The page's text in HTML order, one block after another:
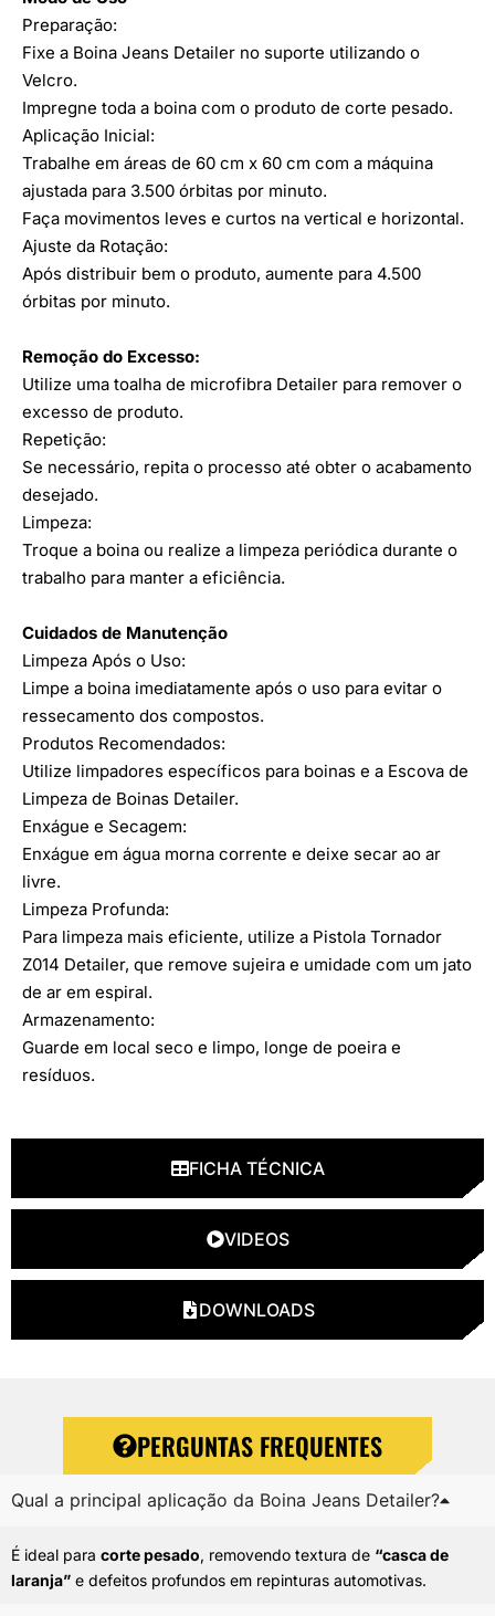
FICHA TÉCNICA
VIDEOS
DOWNLOADS
Preparação:
Fixe a Boina Jeans Detailer no suporte utilizando o
Velcro.
Impregne toda a boina com o produto de corte pesado.
Aplicação Inicial:
Trabalhe em áreas de 60 cm x 60 cm com a máquina
ajustada para 3.500 órbitas por minuto.
Faça movimentos leves e curtos na vertical e horizontal.
Ajuste da Rotação:
Após distribuir bem o produto, aumente para 4.500
órbitas por minuto.
Remoção do Excesso:
Utilize uma toalha de microfibra Detailer para remover o
excesso de produto.
Repetição:
Se necessário, repita o processo até obter o acabamento
desejado.
Limpeza:
Troque a boina ou realize a limpeza periódica durante o
trabalho para manter a eficiência.
Cuidados de Manutenção
Limpeza Após o Uso:
Limpe a boina imediatamente após o uso para evitar o
ressecamento dos compostos.
Produtos Recomendados:
Utilize limpadores específicos para boinas e a Escova de
Limpeza de Boinas Detailer.
Enxágue e Secagem:
Enxágue em água morna corrente e deixe secar ao ar
livre.
Limpeza Profunda:
Para limpeza mais eficiente, utilize a Pistola Tornador
Z014 Detailer, que remove sujeira e umidade com um jato
de ar em espiral.
Armazenamento:
Guarde em local seco e limpo, longe de poeira e
resíduos.
PERGUNTAS FREQUENTES
Qual a principal aplicação da Boina Jeans Detailer?
É ideal para corte pesado, removendo textura de “casca de
laranja” e defeitos profundos em repinturas automotivas.